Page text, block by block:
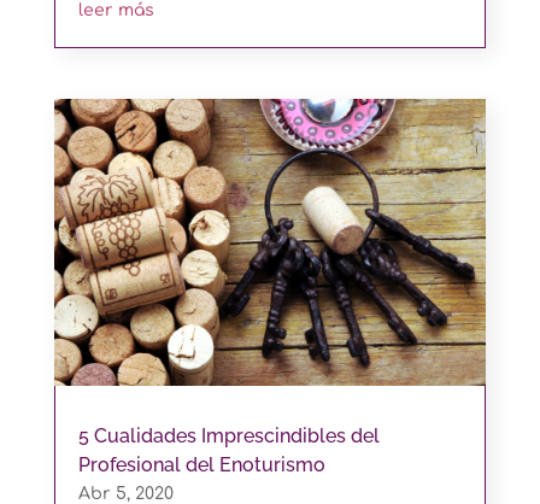
leer más
5 Cualidades Imprescindibles del
Profesional del Enoturismo
Abr 5, 2020